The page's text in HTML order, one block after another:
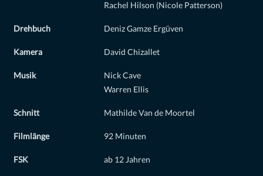
Rachel Hilson (Nicole Patterson)
Drehbuch Deniz Gamze Ergüven
Kamera David Chizallet
Musik
Nick Cave
Warren Ellis
Schnitt Mathilde Van de Moortel
Filmlänge 92 Minuten
FSK ab 12 Jahren